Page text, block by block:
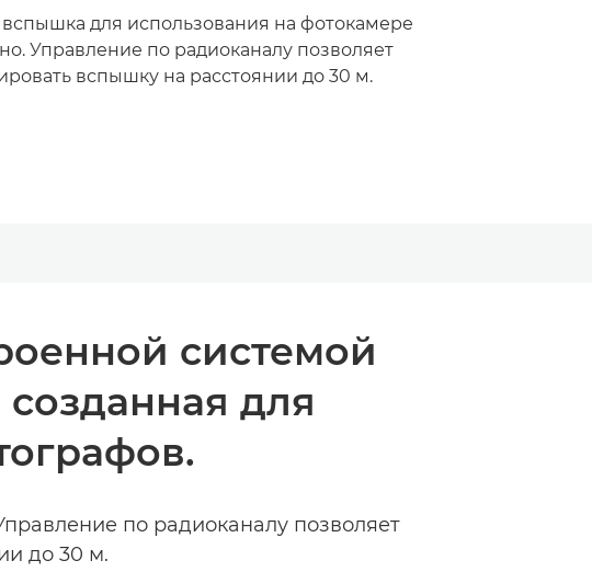
для использования на фотокамере
Управление по радиоканалу позволяет
вспышку на расстоянии до 30 м.
системой
для
по радиоканалу позволяет
до 30 м.